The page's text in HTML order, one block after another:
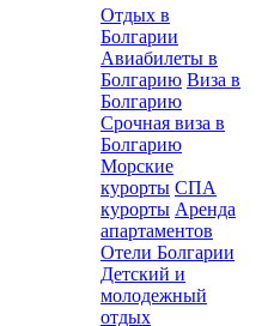
Отдых в
Болгарии
Авиабилеты в
Болгарию Виза в
Болгарию
Срочная виза в
Болгарию
Морские
курорты СПА
курорты Аренда
апартаментов
Отели Болгарии
Детский и
молодежный
отдых